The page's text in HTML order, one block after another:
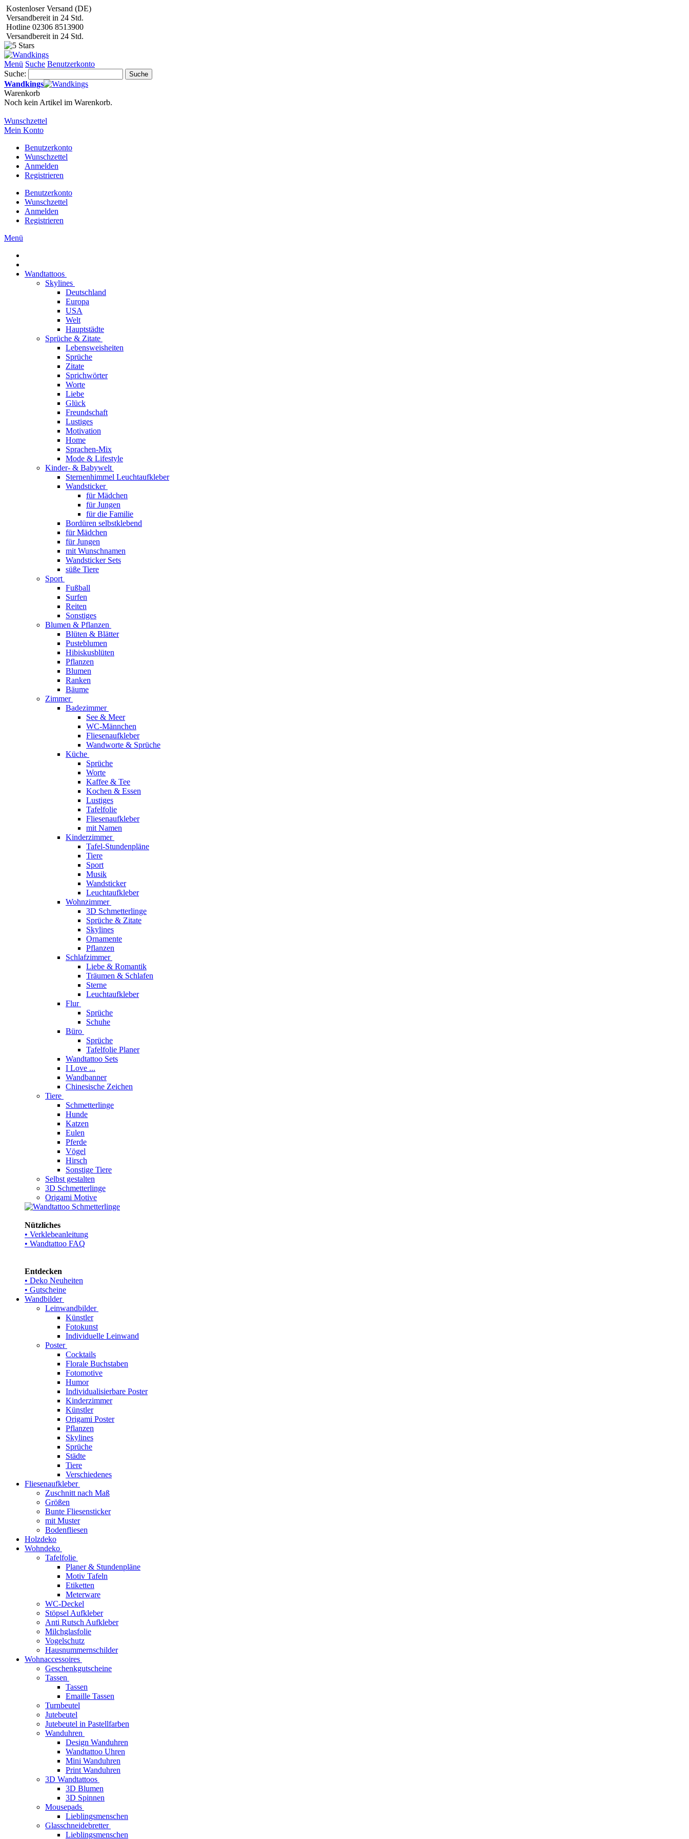
Kostenloser Versand (DE)
Versandbereit in 24 Std.
Hotline 02306 8513900
Versandbereit in 24 Std.
Menü Suche Benutzerkonto
Suche:
Suche
Wandkings
Warenkorb
Noch kein Artikel im Warenkorb.
Wunschzettel
Mein Konto
Benutzerkonto
Wunschzettel
Anmelden
Registrieren
Benutzerkonto
Wunschzettel
Anmelden
Registrieren
Menü
Wandtattoos
Skylines
Deutschland
Europa
USA
Welt
Hauptstädte
Sprüche & Zitate
Lebensweisheiten
Sprüche
Zitate
Sprichwörter
Worte
Liebe
Glück
Freundschaft
Lustiges
Motivation
Home
Sprachen-Mix
Mode & Lifestyle
Kinder- & Babywelt
Sternenhimmel Leuchtaufkleber
Wandsticker
für Mädchen
für Jungen
für die Familie
Bordüren selbstklebend
für Mädchen
für Jungen
mit Wunschnamen
Wandsticker Sets
süße Tiere
Sport
Fußball
Surfen
Reiten
Sonstiges
Blumen & Pflanzen
Blüten & Blätter
Pusteblumen
Hibiskusblüten
Pflanzen
Blumen
Ranken
Bäume
Zimmer
Badezimmer
See & Meer
WC-Männchen
Fliesenaufkleber
Wandworte & Sprüche
Küche
Sprüche
Worte
Kaffee & Tee
Kochen & Essen
Lustiges
Tafelfolie
Fliesenaufkleber
mit Namen
Kinderzimmer
Tafel-Stundenpläne
Tiere
Sport
Musik
Wandsticker
Leuchtaufkleber
Wohnzimmer
3D Schmetterlinge
Sprüche & Zitate
Skylines
Ornamente
Pflanzen
Schlafzimmer
Liebe & Romantik
Träumen & Schlafen
Sterne
Leuchtaufkleber
Flur
Sprüche
Schuhe
Büro
Sprüche
Tafelfolie Planer
Wandtattoo Sets
I Love ...
Wandbanner
Chinesische Zeichen
Tiere
Schmetterlinge
Hunde
Katzen
Eulen
Pferde
Vögel
Hirsch
Sonstige Tiere
Selbst gestalten
3D Schmetterlinge
Origami Motive
Nützliches
• Verklebeanleitung
• Wandtattoo FAQ
Entdecken
• Deko Neuheiten
• Gutscheine
Wandbilder
Leinwandbilder
Künstler
Fotokunst
Individuelle Leinwand
Poster
Cocktails
Florale Buchstaben
Fotomotive
Humor
Individualisierbare Poster
Kinderzimmer
Künstler
Origami Poster
Pflanzen
Skylines
Sprüche
Städte
Tiere
Verschiedenes
Fliesenaufkleber
Zuschnitt nach Maß
Größen
Bunte Fliesensticker
mit Muster
Bodenfliesen
Holzdeko
Wohndeko
Tafelfolie
Planer & Stundenpläne
Motiv Tafeln
Etiketten
Meterware
WC-Deckel
Stöpsel Aufkleber
Anti Rutsch Aufkleber
Milchglasfolie
Vogelschutz
Hausnummernschilder
Wohnaccessoires
Geschenkgutscheine
Tassen
Tassen
Emaille Tassen
Turnbeutel
Jutebeutel
Jutebeutel in Pastellfarben
Wanduhren
Design Wanduhren
Wandtattoo Uhren
Mini Wanduhren
Print Wanduhren
3D Wandtattoos
3D Blumen
3D Spinnen
Mousepads
Lieblingsmenschen
Glasschneidebretter
Lieblingsmenschen